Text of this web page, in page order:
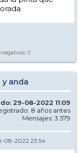
0
anda
29-08-2022 11:09
8 años antes
Mensajes: 3.579
08-2022 23:54